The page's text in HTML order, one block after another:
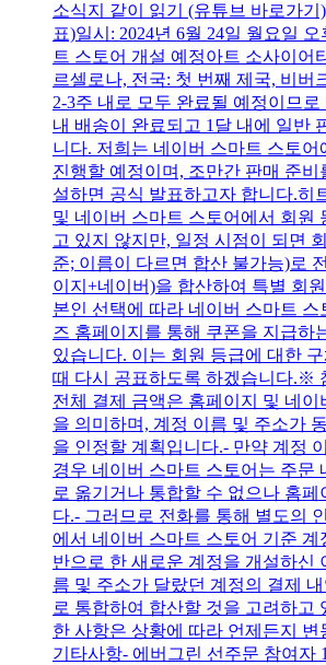
소식지 같이 읽기 (유튜브 바로가기
표)일시: 2024년 6월 24일 월요일
트 스토어 개설 예정아트 소사이어
르셀로나, 전국: 첫 번째 제국, 비버
2-3주 내로 모두 완료될 예정이므
내 배송이 완료되고 1달 내에 일반
니다. 저희는 네이버 스마트 스토어
진행할 예정이며, 조만간 판매 준비
설하면 공식 발표하고자 합니다.히
및 네이버 스마트 스토어에서 회원
고 있지 않지만, 일정 시점이 되면
준; 이름이 다르면 합산 불가능)로
이지+네이버)을 합산하여 특별 회
본인 선택에 따라 네이버 스마트 스
즈 홈페이지를 통해 쿠폰을 지급하
있습니다. 이는 회원 등급에 대한
때 다시 공표하도록 하겠습니다.※
전체 결제 금액은 홈페이지 및 네이
을 의미하며, 계정 이름 및 주소가
을 인정할 계획입니다.- 만약 계정
경우 네이버 스마트 스토어는 주문
로 옮기거나 통합할 수 없으나 홈페
다.- 그러므로 전화를 통해 별도의
에서 네이버 스마트 스토어 기준 계
반으로 한 새로운 계정을 개설하신
름 및 주소가 달랐던 계정의 결제
로 통합하여 합산할 것을 고려하고
한 사항은 상황에 따라 언제든지 변
기타사항- 에버그린 선주문 참여자